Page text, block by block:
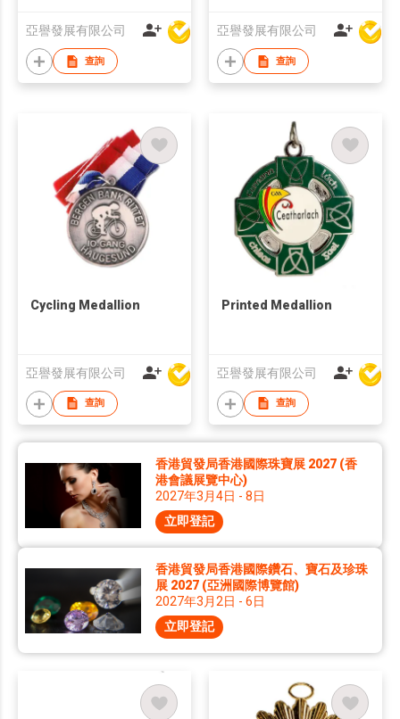
亞譽發展有限公司
查詢
亞譽發展有限公司
查詢
Cycling Medallion
亞譽發展有限公司
查詢
Printed Medallion
亞譽發展有限公司
查詢
香港貿發局香港國際珠寶展 2027 (香
港會議展覽中心)
2027年3月4日 - 8日
立即登記
香港貿發局香港國際鑽石、寶石及珍珠
展 2027 (亞洲國際博覽館)
2027年3月2日 - 6日
立即登記